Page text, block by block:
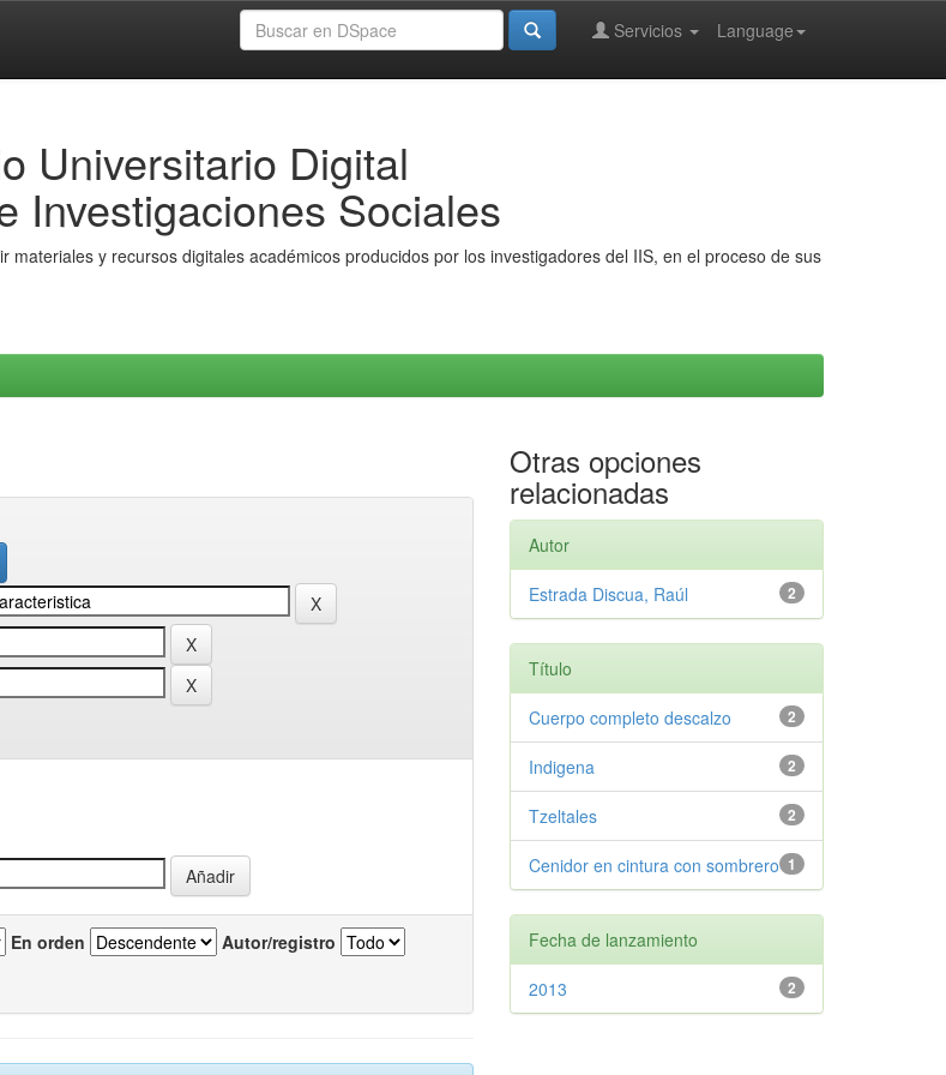
Language
Servicios
Universitario Digital
Investigaciones Sociales
materiales y recursos digitales académicos producidos por los investigadores del IIS, en el proceso de sus
En orden Autor/registro
Otras opciones
relacionadas
Autor
2
Estrada Discua, Raúl
Título
2
Cuerpo completo descalzo
2
Indigena
2
Tzeltales
1
Cenidor en cintura con sombrero
Fecha de lanzamiento
2
2013